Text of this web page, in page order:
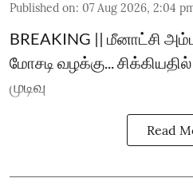
Published on: 07 Aug 2026, 2:04
BREAKING || மீனாட்சி
மோசடி வழக்கு...
முடிவு
Read